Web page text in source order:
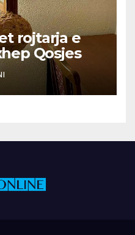
rojtarja e
Qosjes